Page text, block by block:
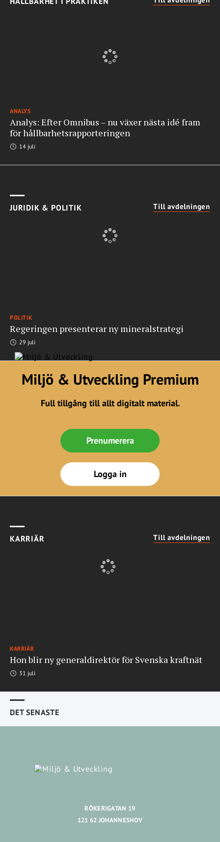
ANALYS
Analys: Efter Omnibus – nu växer nästa idé fram
för hållbarhetsrapporteringen
14 juli
JURIDIK & POLITIK Till avdelningen
POLITIK
Regeringen presenterar ny mineralstrategi
29 juli
Miljö & Utveckling Premium
Full tillgång till allt digitalt material.
Prenumerera
Logga in
KARRIÄR Till avdelningen
KARRIÄR
Hon blir ny generaldirektör för Svenska kraftnät
31 juli
DET SENASTE
RÖKERIGATAN 19
121 62 JOHANNESHOV